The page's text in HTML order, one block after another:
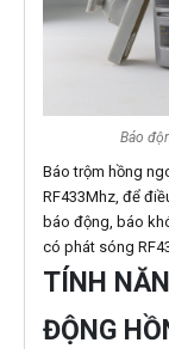
Báo
Báo trộm hồng
RF433Mhz, để
báo động, báo
có phát sóng
TÍNH
ĐỘNG